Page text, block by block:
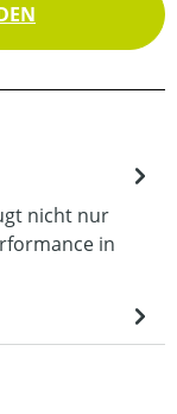
nicht nur
in